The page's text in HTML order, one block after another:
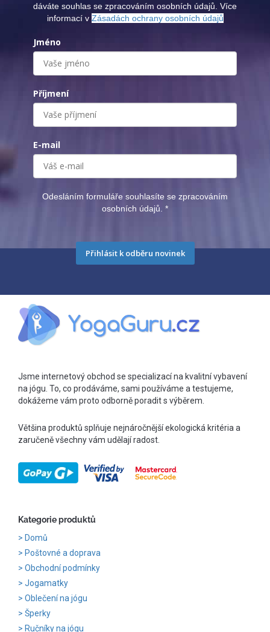
dáváte souhlas se zpracováním osobních údajů. Více
informací v Zásadách ochrany osobních údajů
Jméno
Příjmení
E-mail
Odesláním formuláře souhlasíte se zpracováním
osobních údajů. *
Přihlásit k odběru novinek
Jsme internetový obchod se specializací na kvalitní vybavení
na jógu. To, co prodáváme, sami používáme a testujeme,
dokážeme vám proto odborně poradit s výběrem.
Většina produktů splňuje nejnáročnější ekologická kritéria a
zaručeně všechny vám udělají radost.
Kategorie produktů
Domů
Poštovné a doprava
Obchodní podmínky
Jogamatky
Oblečení na jógu
Šperky
Ručníky na jógu